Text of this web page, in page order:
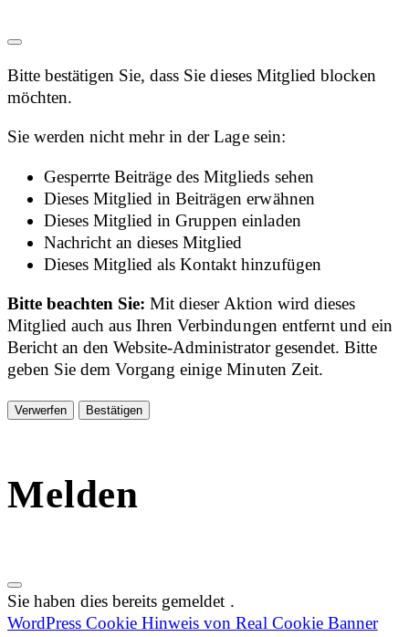
Bitte bestätigen Sie, dass Sie dieses Mitglied blocken
möchten.
Sie werden nicht mehr in der Lage sein:
Gesperrte Beiträge des Mitglieds sehen
Dieses Mitglied in Beiträgen erwähnen
Dieses Mitglied in Gruppen einladen
Nachricht an dieses Mitglied
Dieses Mitglied als Kontakt hinzufügen
Bitte beachten Sie:Mit dieser Aktion wird dieses
Mitglied auch aus Ihren Verbindungen entfernt und ein
Bericht an den Website-Administrator gesendet. Bitte
geben Sie dem Vorgang einige Minuten Zeit.
Bestätigen
Melden
Sie haben dies bereits gemeldet .
WordPress Cookie Hinweis von Real Cookie Banner